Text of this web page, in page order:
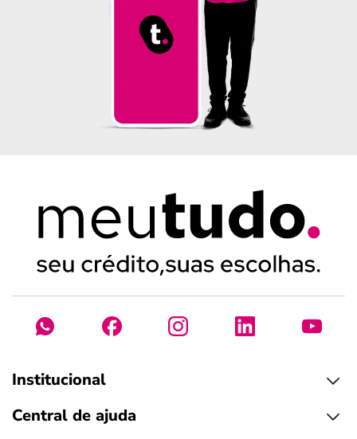
Institucional
Central de ajuda